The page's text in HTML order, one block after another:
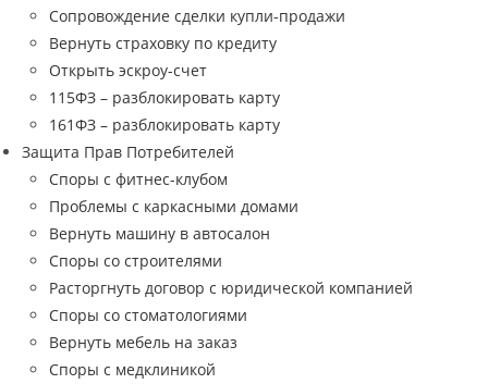
Сопровождение сделки купли-продажи
Вернуть страховку по кредиту
Открыть эскроу-счет
115ФЗ – разблокировать карту
161ФЗ – разблокировать карту
Защита Прав Потребителей
Споры с фитнес-клубом
Проблемы с каркасными домами
Вернуть машину в автосалон
Споры со строителями
Расторгнуть договор с юридической компанией
Споры со стоматологиями
Вернуть мебель на заказ
Споры с медклиникой